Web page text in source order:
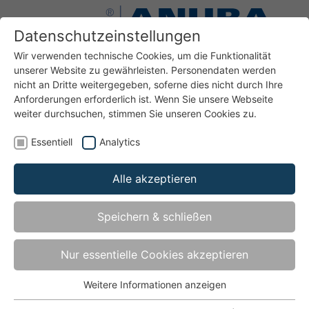
Bänder für Türen aus Kunststoff
Top TO316DL-HS-A01
Haustürband für Kunststofftüren für direkte Montage -
bis Türgewicht 120 kg
Datenschutzeinstellungen
Wir verwenden technische Cookies, um die Funktionalität
unserer Website zu gewährleisten. Personendaten werden
nicht an Dritte weitergegeben, soferne dies nicht durch Ihre
Anforderungen erforderlich ist. Wenn Sie unsere Webseite
weiter durchsuchen, stimmen Sie unseren Cookies zu.
Essentiell Analytics
Alle akzeptieren
Speichern & schließen
Nur essentielle Cookies akzeptieren
Weitere Informationen anzeigen